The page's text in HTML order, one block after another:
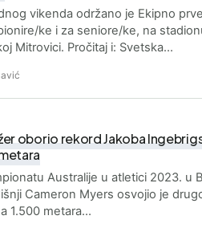
vikenda održano je Ekipno
ke i za seniore/ke, na
Mitrovici. Pročitaj i: Svetska…
oborio rekord Jakoba
Australije u atletici 2023. u
Cameron Myers osvojio je
1.500 metara…